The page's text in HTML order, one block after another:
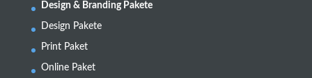
Design & Branding Pakete
Design Pakete
Print Paket
Online Paket